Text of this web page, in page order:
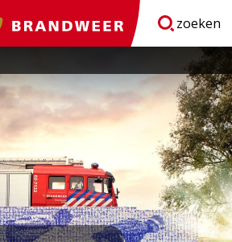
Brandweer zoeken